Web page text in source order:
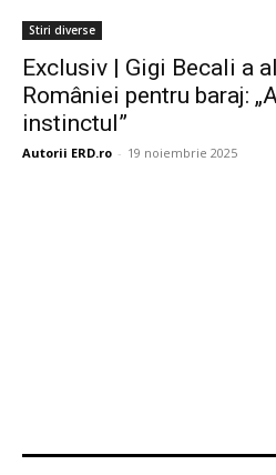
Stiri diverse
Exclusiv | Gigi Becali a
României pentru baraj:
instinctul”
Autorii ERD.ro - 19 noiembrie 2025